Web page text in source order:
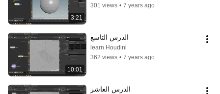
3:21
301 views • 7 years ago
10:01
الدرس التاسع
learn Houdini
362 views • 7 years ago
الدرس العاشر